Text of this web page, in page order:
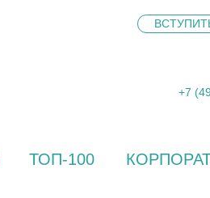
+7
ТОП-100